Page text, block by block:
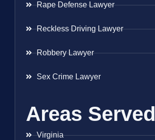
Rape Defense Lawyer
Reckless Driving Lawyer
Robbery Lawyer
Sex Crime Lawyer
Areas Served
Virginia